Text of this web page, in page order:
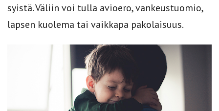
syistä. Väliin voi tulla avioero, vankeustuomio,
lapsen kuolema tai vaikkapa pakolaisuus.